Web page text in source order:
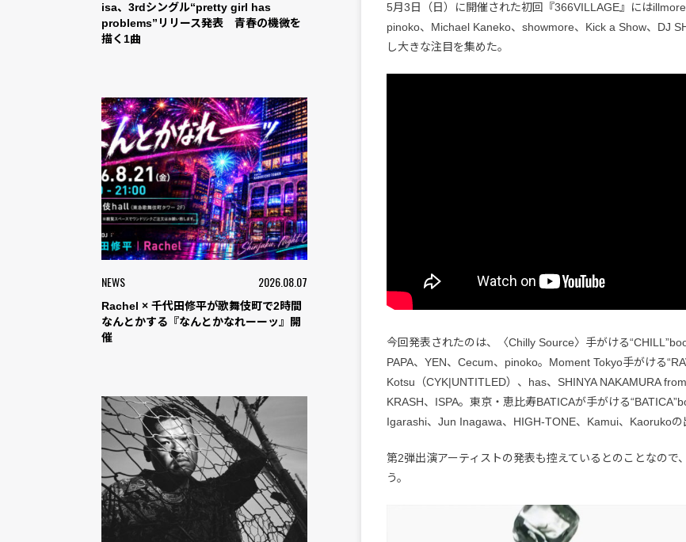
isa、3rdシングル“pretty girl has
problems”リリース発表 青春の機微を
描く1曲
NEWS 2026.08.07
Rachel × 千代田修平が歌舞伎町で2時間
なんとかする『なんとかなれーーッ』開
催
5月3日（日）に開催された初回『366VILLAGE』にはillmore
pinoko、Michael Kaneko、showmore、Kick a Show、DJ
し大きな注目を集めた。
今回発表されたのは、〈Chilly Source〉手がける
PAPA、YEN、Cecum、pinoko。Moment Tokyo手がける
Kotsu（CYK|UNTITLED）、has、SHINYA NAKAMURA
KRASH、ISPA。東京・恵比寿BATICAが手がける
Igarashi、Jun Inagawa、HIGH-TONE、Kamui、Kaorukoの
第2弾出演アーティストの発表も控えているとのことなので
う。